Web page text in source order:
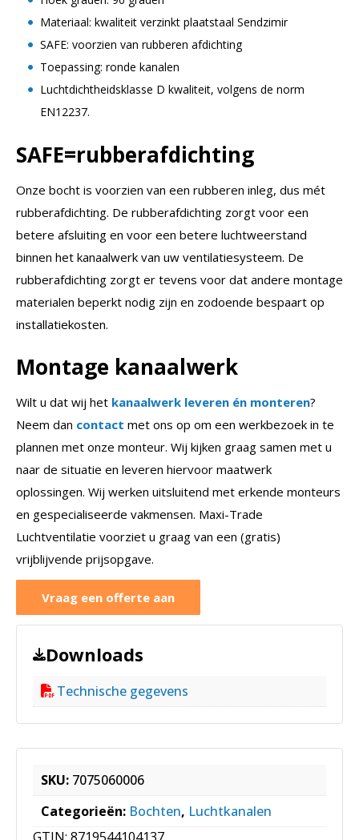
Materiaal: kwaliteit verzinkt plaatstaal Sendzimir
SAFE: voorzien van rubberen afdichting
Toepassing: ronde kanalen
Luchtdichtheidsklasse D kwaliteit, volgens de norm
EN12237.
SAFE=rubberafdichting
Onze bocht is voorzien van een rubberen inleg, dus mét
rubberafdichting. De rubberafdichting zorgt voor een
betere afsluiting en voor een betere luchtweerstand
binnen het kanaalwerk van uw ventilatiesysteem. De
rubberafdichting zorgt er tevens voor dat andere montage
materialen beperkt nodig zijn en zodoende bespaart op
installatiekosten.
Montage kanaalwerk
Wilt u dat wij het kanaalwerk leveren én monteren?
Neem dan contact met ons op om een werkbezoek in te
plannen met onze monteur. Wij kijken graag samen met u
naar de situatie en leveren hiervoor maatwerk
oplossingen. Wij werken uitsluitend met erkende monteurs
en gespecialiseerde vakmensen. Maxi-Trade
Luchtventilatie voorziet u graag van een (gratis)
vrijblijvende prijsopgave.
Vraag een offerte aan
Downloads
Technische gegevens
SKU: 7075060006
Categorieën: Bochten, Luchtkanalen